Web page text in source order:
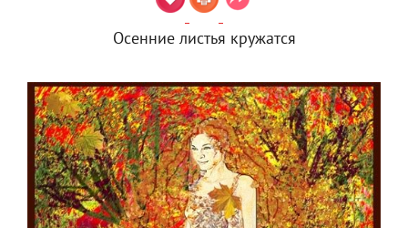
Осенние листья кружатся